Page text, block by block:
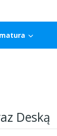
Deską